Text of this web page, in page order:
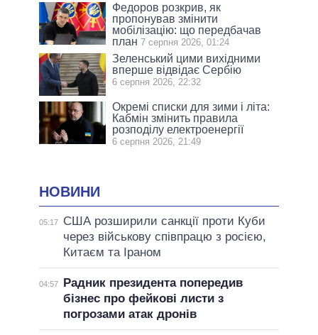
Федоров розкрив, як
пропонував змінити
мобілізацію: що передбачав
план 7 серпня 2026, 01:24
Зеленський цими вихідними
вперше відвідає Сербію
6 серпня 2026, 22:32
Окремі списки для зими і літа:
Кабмін змінить правила
розподілу електроенергії
6 серпня 2026, 21:49
НОВИНИ
05:17
США розширили санкції проти Куби
через військову співпрацю з росією,
Китаєм та Іраном
04:57
Радник президента попередив
бізнес про фейкові листи з
погрозами атак дронів